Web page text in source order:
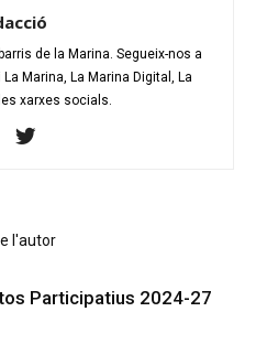
de la Marina. Segueix-nos a
Marina, La Marina Digital, La
xarxes socials.
l'autor
Participatius 2024-27